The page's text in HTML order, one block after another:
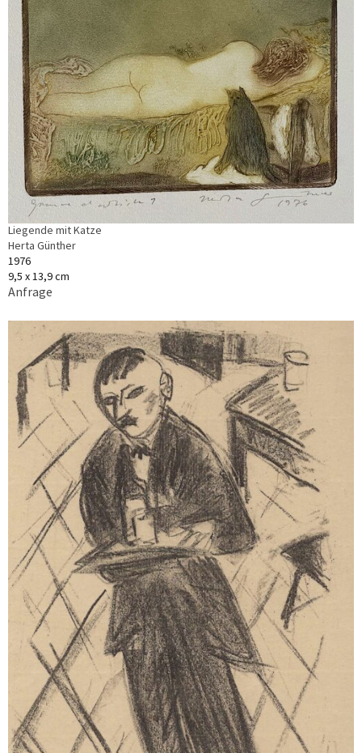
Liegende mit Katze
Herta Günther
1976
9,5 x 13,9 cm
Anfrage